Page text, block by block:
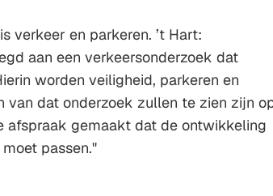
verkeer en parkeren. ’t Hart:
aan een verkeersonderzoek dat
worden veiligheid, parkeren en
van dat onderzoek zullen te zien zijn
afspraak gemaakt dat de ontwikkeling
passen."